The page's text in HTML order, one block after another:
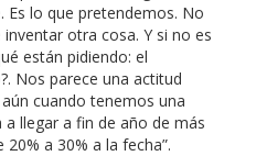
Es lo que pretendemos. No
otra cosa. Y si no es
están pidiendo: el
Nos parece una actitud
cuando tenemos una
llegar a fin de año de más
a 30% a la fecha”.